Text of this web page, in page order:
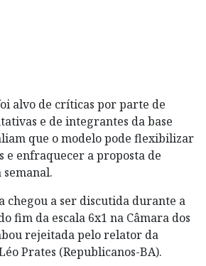
alvo de críticas por parte de
e de integrantes da base
que o modelo pode flexibilizar
e enfraquecer a proposta de
chegou a ser discutida durante a
fim da escala 6x1 na Câmara dos
rejeitada pelo relator da
Prates (Republicanos-BA).